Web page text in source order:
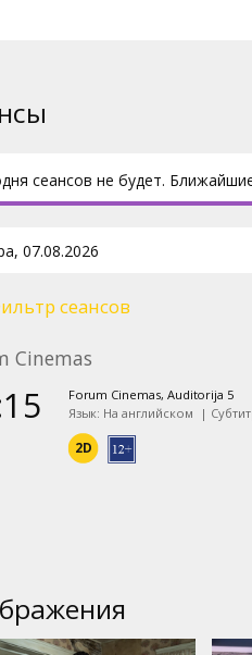
сеансов не будет.
сеансов
Cinemas
Forum Cinemas, Auditorija 5
Язык: На английском
|
2D